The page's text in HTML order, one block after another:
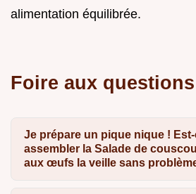
alimentation équilibrée.
Foire aux questions
Je prépare un pique nique !
assembler la Salade de
aux œufs la veille sans